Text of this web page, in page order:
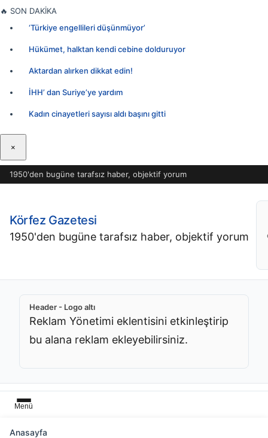
İçeriğe
🔥 SON DAKİKA
‘Türkiye engellileri düşünmüyor’
Hükümet, halktan kendi cebine dolduruyor
Aktardan alırken dikkat edin!
İHH’ dan Suriye’ye yardım
Kadın cinayetleri sayısı aldı başını gitti
×
1950'den bugüne tarafsız haber, objektif yorum
Körfez Gazetesi
1950'den bugüne tarafsız haber, objektif yorum
Header - Logo altı
Reklam Yönetimi eklentisini etkinleştirip
bu alana reklam ekleyebilirsiniz.
Menü
Anasayfa